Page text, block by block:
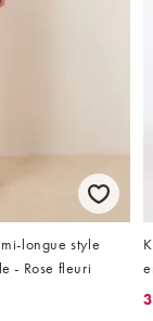
longue style
- Rose fleuri